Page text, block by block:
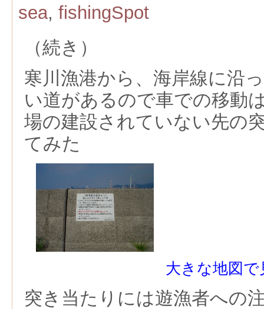
sea, fishingSpot
（続き）
寒川漁港から、海岸線に沿
い道があるので車での移動
場の建設されていない先の
てみた
大きな地図で
突き当たりには遊漁者への